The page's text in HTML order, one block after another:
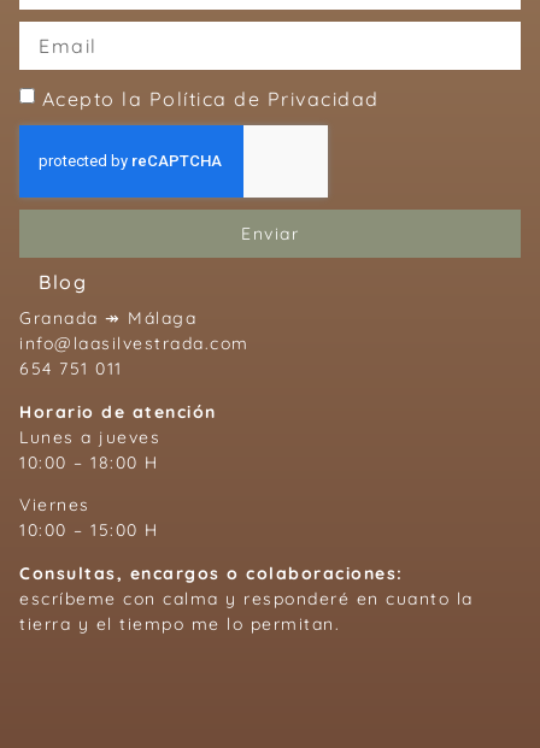
Acepto la Política de Privacidad
Enviar
Blog
Granada ↠ Málaga
info@laasilvestrada.com
654 751 011
Horario de atención
Lunes a jueves
10:00 – 18:00 H
Viernes
10:00 – 15:00 H
Consultas, encargos o colaboraciones:
escríbeme con calma y responderé en cuanto la
tierra y el tiempo me lo permitan.